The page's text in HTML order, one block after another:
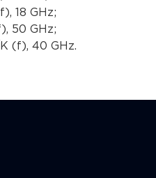
18 GHz;
50 GHz;
(f), 40 GHz.